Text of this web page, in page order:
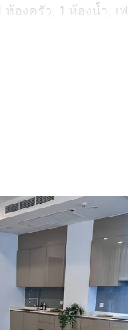
องครัว, 1 ห้องน้ำ, เ
ชั่วโมง (50 เมตร)
โปร์ (350 เมตร)
บบ (250 เมตร)
บางนา
Bangna (จาก
35 นาที ถึง สนามบิ
อากาศ 2 เครื่อง, เ